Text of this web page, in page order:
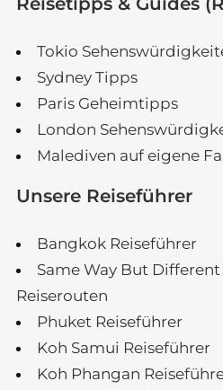
Tokio
Sydney Tipps
Paris Geheimtipps
London
Malediven auf eigene
Unsere Reiseführer
Bangkok Reiseführer
Same Way But Different
Reiserouten
Phuket Reiseführer
Koh Samui Reiseführer
Koh Phangan